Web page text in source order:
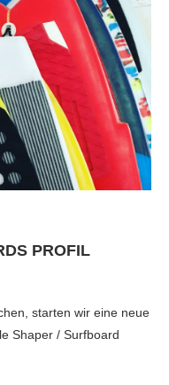
PROFIL
starten wir eine neue
Shaper / Surfboard